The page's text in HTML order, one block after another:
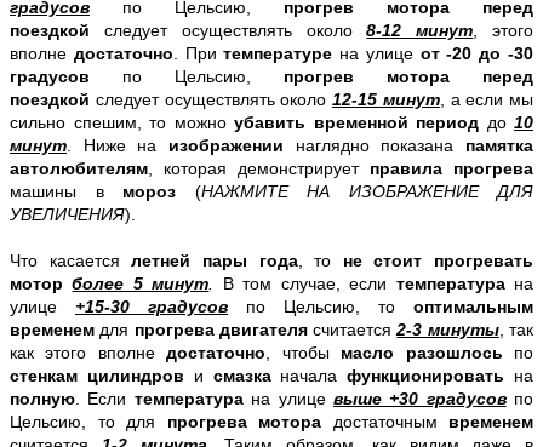
градусов по Цельсию, прогрев мотора перед
поездкой следует осуществлять около8-12 минут , этого
вполне достаточно . Притемпературе на улице от -20 до -30
градусов по Цельсию, прогрев мотора перед
поездкой следует осуществлять около 12-15 минут, а если мы
сильно спешим, то можно убавить временной период до 10
минут . Ниже на изображении наглядно показана памятка
автолюбителям , которая демонстрируетправила прогрева
машины в мороз (НАЖМИТЕ НА ИЗОБРАЖЕНИЕ ДЛЯ
УВЕЛИЧЕНИЯ).
Что касаетсялетней пары года, то не стоит прогревать
моторболее 5 минут В том случае, если температурана
улице +15-30 градусов по Цельсию, то оптимальным
временем для прогрева двигателясчитается2-3 минуты, так
как этого вполнедостаточно , чтобы масло разошлось по
стенкам цилиндров и смазканачалафункционировать на
полную . Если температурана улице выше +30 градусовпо
Цельсию, то для прогрева мотора достаточным временем